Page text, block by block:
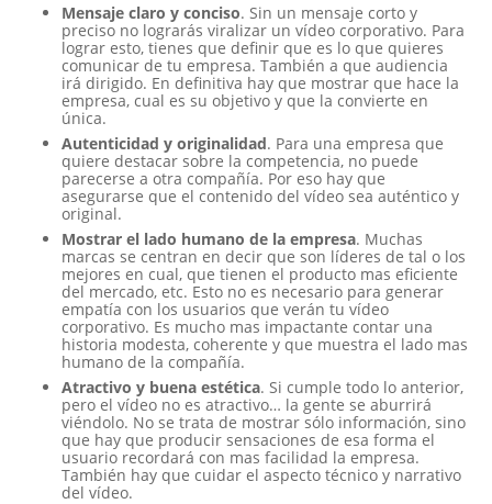
Mensaje claro y conciso. Sin un mensaje corto y
preciso no lograrás viralizar un vídeo corporativo. Para
lograr esto, tienes que definir que es lo que quieres
comunicar de tu empresa. También a que audiencia
irá dirigido. En definitiva hay que mostrar que hace la
empresa, cual es su objetivo y que la convierte en
única.
Autenticidad y originalidad. Para una empresa que
quiere destacar sobre la competencia, no puede
parecerse a otra compañía. Por eso hay que
asegurarse que el contenido del vídeo sea auténtico y
original.
Mostrar el lado humano de la empresa. Muchas
marcas se centran en decir que son líderes de tal o los
mejores en cual, que tienen el producto mas eficiente
del mercado, etc. Esto no es necesario para generar
empatía con los usuarios que verán tu vídeo
corporativo. Es mucho mas impactante contar una
historia modesta, coherente y que muestra el lado mas
humano de la compañía.
Atractivo y buena estética. Si cumple todo lo anterior,
pero el vídeo no es atractivo… la gente se aburrirá
viéndolo. No se trata de mostrar sólo información, sino
que hay que producir sensaciones de esa forma el
usuario recordará con mas facilidad la empresa.
También hay que cuidar el aspecto técnico y narrativo
del vídeo.